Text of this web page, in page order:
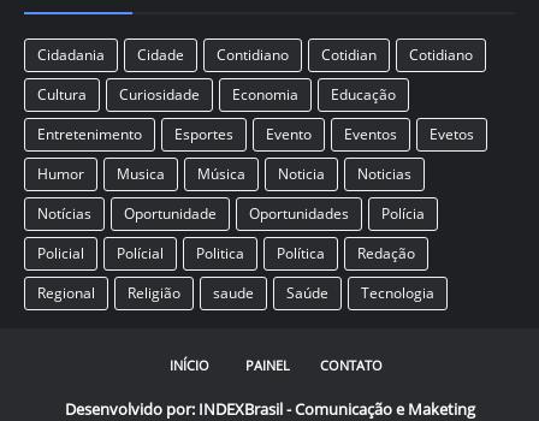
Cidadania Cidade Contidiano Cotidian
Cotidiano
Cultura
Curiosidade Economia
Educação
Entretenimento
Esportes Evento Eventos
Evetos
Humor
Musica Música Noticia
Noticias
Notícias
Oportunidade Oportunidades
Polícia
Policial
Polícial Politica Política
Redação
Regional
Religião saude Saúde Tecnologia
INÍCIO PAINEL CONTATO
Desenvolvido por: INDEXBrasil - Comunicação e Maketing